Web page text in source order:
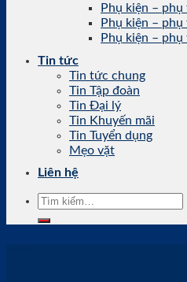
Phụ kiện –
Phụ kiện –
Phụ kiện –
Tin tức
Tin tức chung
Tin Tập đoàn
Tin Đại lý
Tin Khuyến mãi
Tin Tuyển dụng
Mẹo vặt
Liên hệ
Tìm